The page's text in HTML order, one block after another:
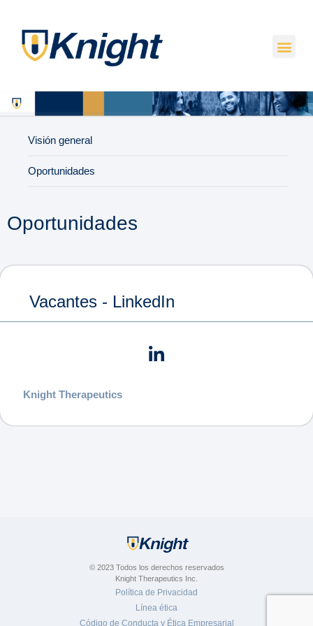
Visión general
Oportunidades
Oportunidades
Vacantes - LinkedIn
Knight Therapeutics
© 2023 Todos los derechos reservados
Knight Therapeutics Inc.
Política de Privacidad
Línea ética
Código de Conducta y Ética Empresarial